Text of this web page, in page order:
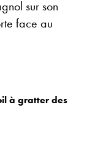
sur son
face au
à gratter des